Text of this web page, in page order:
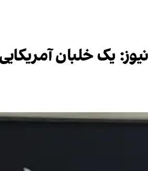
یک خلبان آمریکایی